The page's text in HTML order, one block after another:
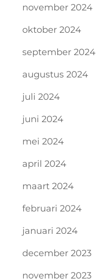
november 2024
oktober 2024
september 2024
augustus 2024
juli 2024
juni 2024
mei 2024
april 2024
maart 2024
februari 2024
januari 2024
december 2023
november 2023